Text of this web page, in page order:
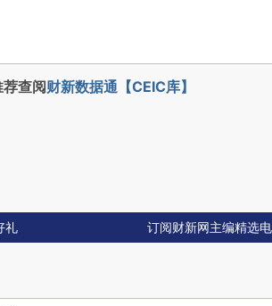
查阅财新数据通【CEIC库】
礼 订阅财新网主编精选